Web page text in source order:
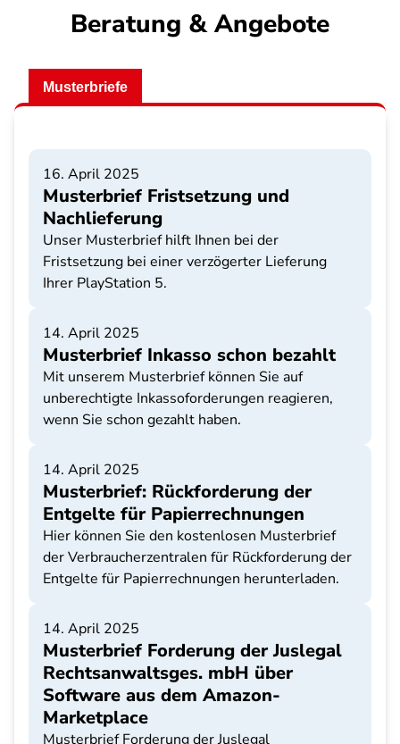
Beratung & Angebote
Musterbriefe
16. April 2025
Musterbrief Fristsetzung und
Nachlieferung
Unser Musterbrief hilft Ihnen bei der
Fristsetzung bei einer verzögerter Lieferung
Ihrer PlayStation 5.
14. April 2025
Musterbrief Inkasso schon bezahlt
Mit unserem Musterbrief können Sie auf
unberechtigte Inkassoforderungen reagieren,
wenn Sie schon gezahlt haben.
14. April 2025
Musterbrief: Rückforderung der
Entgelte für Papierrechnungen
Hier können Sie den kostenlosen Musterbrief
der Verbraucherzentralen für Rückforderung der
Entgelte für Papierrechnungen herunterladen.
14. April 2025
Musterbrief Forderung der Juslegal
Rechtsanwaltsges. mbH über
Software aus dem Amazon-
Marketplace
Musterbrief Forderung der Juslegal